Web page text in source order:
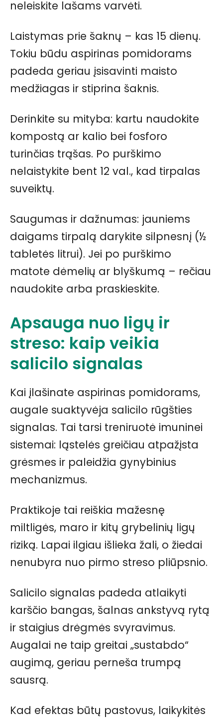
neleiskite lašams varvėti.
Laistymas prie šaknų – kas 15 dienų.
Tokiu būdu aspirinas pomidorams
padeda geriau įsisavinti maisto
medžiagas ir stiprina šaknis.
Derinkite su mityba: kartu naudokite
kompostą ar kalio bei fosforo
turinčias trąšas. Po purškimo
nelaistykite bent 12 val., kad tirpalas
suveiktų.
Saugumas ir dažnumas: jauniems
daigams tirpalą darykite silpnesnį (½
tabletės litrui). Jei po purškimo
matote dėmelių ar blyškumą – rečiau
naudokite arba praskieskite.
Apsauga nuo ligų ir
streso: kaip veikia
salicilo signalas
Kai įlašinate aspirinas pomidorams,
augale suaktyvėja salicilo rūgšties
signalas. Tai tarsi treniruotė imuninei
sistemai: ląstelės greičiau atpažįsta
grėsmes ir paleidžia gynybinius
mechanizmus.
Praktikoje tai reiškia mažesnę
miltligės, maro ir kitų grybelinių ligų
riziką. Lapai ilgiau išlieka žali, o žiedai
nenubyra nuo pirmo streso pliūpsnio.
Salicilo signalas padeda atlaikyti
karščio bangas, šalnas ankstyvą rytą
ir staigius drėgmės svyravimus.
Augalai ne taip greitai „sustabdo“
augimą, geriau perneša trumpą
sausrą.
Kad efektas būtų pastovus, laikykitės